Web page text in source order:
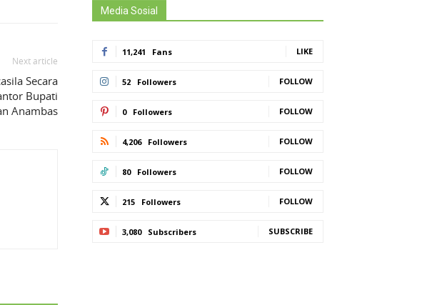
Next article
Secara
Bupati
Anambas
Media Sosial
11,241 Fans LIKE
52 Followers FOLLOW
0 Followers FOLLOW
4,206 Followers FOLLOW
80 Followers FOLLOW
215 Followers FOLLOW
3,080 Subscribers SUBSCRIBE